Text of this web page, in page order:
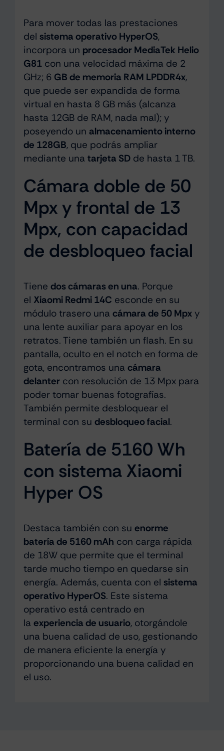
Para mover todas las prestaciones
del sistema operativo HyperOS,
incorpora un procesador MediaTek Helio
G81con una velocidad máxima de 2
GHz; 6GB de memoria RAM LPDDR4x,
que puede ser expandida de forma
virtual en hasta 8 GB más (alcanza
hasta 12GB de RAM, nada mal); y
poseyendo un almacenamiento interno
de 128GB, que podrás ampliar
mediante una tarjeta SDde hasta 1 TB.
Cámara doble de 50
Mpx y frontal de 13
Mpx, con capacidad
de desbloqueo facial
Tiene dos cámaras en una. Porque
el Xiaomi Redmi 14C esconde en su
módulo trasero una cámara de 50 Mpxy
una lente auxiliar para apoyar en los
retratos. Tiene también un flash. En su
pantalla, oculto en el notch en forma de
gota, encontramos una cámara
delanter con resolución de 13 Mpx para
poder tomar buenas fotografías.
También permite desbloquear el
terminal con su desbloqueo facial.
Batería de 5160 Wh
con sistema Xiaomi
Hyper OS
Destaca también con su enorme
batería de 5160 mAh con carga rápida
de 18W que permite que el terminal
tarde mucho tiempo en quedarse sin
energía. Además, cuenta con el sistema
operativo HyperOS. Este sistema
operativo está centrado en
la experiencia de usuario, otorgándole
una buena calidad de uso, gestionando
de manera eficiente la energía y
proporcionando una buena calidad en
el uso.